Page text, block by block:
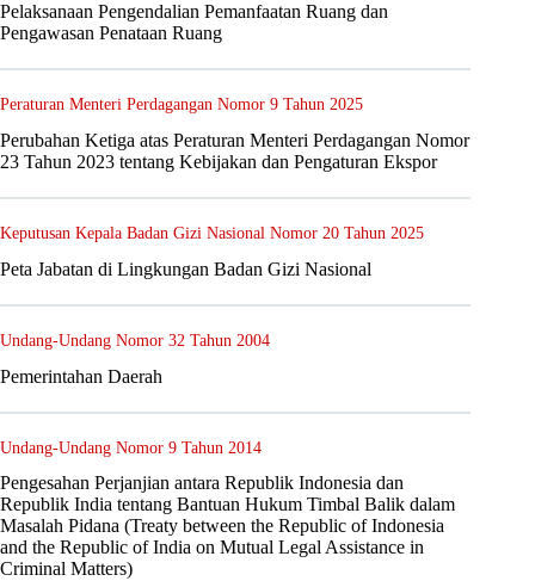
Pelaksanaan Pengendalian Pemanfaatan Ruang dan
Pengawasan Penataan Ruang
Peraturan Menteri Perdagangan Nomor 9 Tahun 2025
Perubahan Ketiga atas Peraturan Menteri Perdagangan Nomor
23 Tahun 2023 tentang Kebijakan dan Pengaturan Ekspor
Keputusan Kepala Badan Gizi Nasional Nomor 20 Tahun 2025
Peta Jabatan di Lingkungan Badan Gizi Nasional
Undang-Undang Nomor 32 Tahun 2004
Pemerintahan Daerah
Undang-Undang Nomor 9 Tahun 2014
Pengesahan Perjanjian antara Republik Indonesia dan
Republik India tentang Bantuan Hukum Timbal Balik dalam
Masalah Pidana (Treaty between the Republic of Indonesia
and the Republic of India on Mutual Legal Assistance in
Criminal Matters)